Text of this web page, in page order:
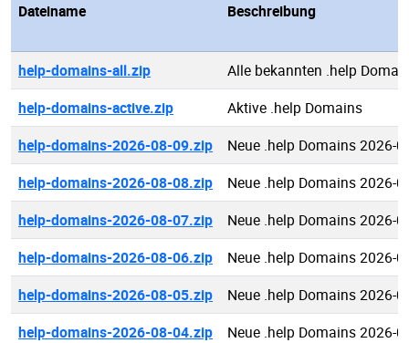
Dateiname Beschreibung
help-domains-all.zip
Alle bekannten .help
help-domains-active.zip
Aktive .help Domains
help-domains-2026-08-09.zip
Neue .help Domains 2026-
help-domains-2026-08-08.zip
Neue .help Domains 2026-
help-domains-2026-08-07.zip
Neue .help Domains 2026-
help-domains-2026-08-06.zip
Neue .help Domains 2026-
help-domains-2026-08-05.zip
Neue .help Domains 2026-
help-domains-2026-08-04.zip
Neue .help Domains 2026-